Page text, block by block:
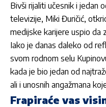
Bivši rijaliti učesnik i jedan
televizije, Miki Đuričić,
medijske karijere uspio da
Iako je danas daleko od
svom rodnom selu
kada je bio jedan od
ali i unosnih angažmana
Frapiraće vas